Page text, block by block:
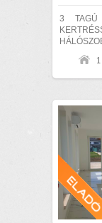
3 TAGÚ
ingatlan
15 cm...